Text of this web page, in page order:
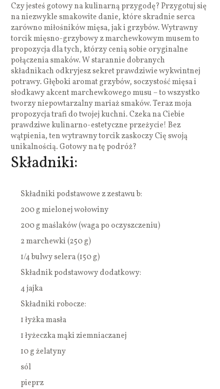
Czy jesteś gotowy na kulinarną przygodę? Przygotuj się
na niezwykle smakowite danie, które skradnie serca
zarówno miłośników mięsa, jak i grzybów. Wytrawny
torcik mięsno-grzybowy z marchewkowym musem to
propozycja dla tych, którzy cenią sobie oryginalne
połączenia smaków. W starannie dobranych
składnikach odkryjesz sekret prawdziwie wykwintnej
potrawy. Głęboki aromat grzybów, soczystość mięsa i
słodkawy akcent marchewkowego musu – to wszystko
tworzy niepowtarzalny mariaż smaków. Teraz moja
propozycja trafi do twojej kuchni. Czeka na Ciebie
prawdziwe kulinarno-estetyczne przeżycie! Bez
wątpienia, ten wytrawny torcik zaskoczy Cię swoją
unikalnością. Gotowy na tę podróż?
Składniki:
Składniki podstawowe z zestawu b:
200 g mielonej wołowiny
200 g maślaków (waga po oczyszczeniu)
2 marchewki (250 g)
1/4 bulwy selera (150 g)
Składnik podstawowy dodatkowy:
4 jajka
Składniki robocze:
1 łyżka masła
1 łyżeczka mąki ziemniaczanej
10 g żelatyny
sól
pieprz